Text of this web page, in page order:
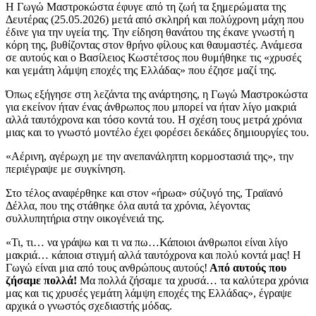
Η Γωγώ Μαστροκώστα έφυγε από τη ζωή τα ξημερώματα της
Δευτέρας (25.05.2026) μετά από σκληρή και πολύχρονη μάχη που
έδινε για την υγεία της. Την είδηση θανάτου της έκανε γνωστή η
κόρη της, βυθίζοντας στον θρήνο φίλους και θαυμαστές. Ανάμεσα
σε αυτούς και ο Βασίλειος Κωστέτσος που θυμήθηκε τις «χρυσές
και γεμάτη λάμψη εποχές της Ελλάδας» που έζησε μαζί της.
Όπως εξήγησε στη λεζάντα της ανάρτησης, η Γωγώ Μαστροκώστα
για εκείνον ήταν ένας άνθρωπος που μπορεί να ήταν λίγο μακριά
αλλά ταυτόχρονα και τόσο κοντά του. Η σχέση τους μετρά χρόνια
μιας και το γνωστό μοντέλο έχει φορέσει δεκάδες δημιουργίες του.
«Αέρινη, αγέρωχη με την ανεπανάληπτη κορμοστασιά της», την
περιέγραψε με συγκίνηση.
Στο τέλος αναφέρθηκε και στον «ήρωα» σύζυγό της, Τραϊανό
Δέλλα, που της στάθηκε όλα αυτά τα χρόνια, λέγοντας
συλλυπητήρια στην οικογένειά της.
«Τι, τι… να γράψω και τι να πω…Κάποιοι άνθρωποι είναι λίγο
μακριά… κάποια στιγμή αλλά ταυτόχρονα και πολύ κοντά μας! Η
Γωγώ είναι μια από τους ανθρώπους αυτούς! Από αυτούς που
ζήσαμε πολλά! Μα πολλά ζήσαμε τα χρυσά… τα καλύτερα χρόνια
μας και τις χρυσές γεμάτη λάμψη εποχές της Ελλάδας», έγραψε
αρχικά ο γνωστός σχεδιαστής μόδας.